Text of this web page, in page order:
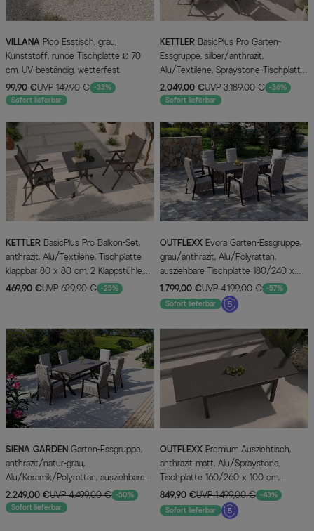
VILLANA
Kunststoff, runde Tischplatte Ø 70
cm, UV-beständig, wetterfest
99,90 €UVP 149,90 € -33%
Sofort lieferbar
KETTLER
Essgruppe, silber/anthrazit,
Alu/Textilene, Spraystone-Tischplatte
180/280 x 100 cm, 8 Klappstühle
2.049,00 €UVP 3.189,00 € -36%
Sofort lieferbar
KETTLER
anthrazit, Alu/Textilene, Tischplatte
klappbar 80 x 80 cm, 2 Klappstühle,
geeignet für Balkone
469,90 €UVP 629,90 € -25%
OUTFLEXX
grau/anthrazit, Alu/Polyrattan,
ausziehbare Tischplatte 180/240 x
100 cm, 6 Diningsessel
1.799,00 €UVP 4.199,00 € -57%
Sofort lieferbar
SIENA GARDEN
anthrazit/natur-grau,
Alu/Keramik/Polyrattan, ausziehbare
Tischplatte 200/260 x 100 cm, 6
Diningsessel
2.249,00 €UVP 4.499,00 € -50%
Sofort lieferbar
OUTFLEXX
anthrazit matt, Alu/Spraystone,
Tischplatte 160/260 x 100 cm,
pulverbeschichtet, höhenverstellbare
Füße
849,90 €UVP 1.499,00 € -43%
Sofort lieferbar